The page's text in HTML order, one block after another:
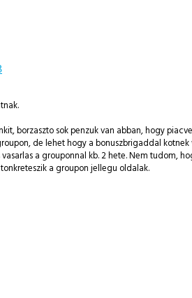
borzaszto sok penzuk van abban, hogy
de lehet hogy a bonuszbrigaddal
a grouponnal kb. 2 hete. Nem tudom,
a groupon jellegu oldalak.